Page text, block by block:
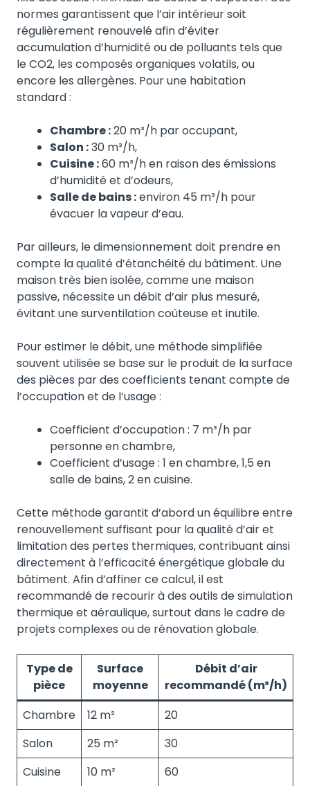
normes garantissent que l’air intérieur soit
régulièrement renouvelé afin d’éviter
accumulation d’humidité ou de polluants tels que
le CO2, les composés organiques volatils, ou
encore les allergènes. Pour une habitation
standard :
Chambre :20 m³/h par occupant,
Salon :30 m³/h,
Cuisine :60 m³/h en raison des émissions
d’humidité et d’odeurs,
Salle de bains :environ 45 m³/h pour
évacuer la vapeur d’eau.
Par ailleurs, le dimensionnement doit prendre en
compte la qualité d’étanchéité du bâtiment. Une
maison très bien isolée, comme une maison
passive, nécessite un débit d’air plus mesuré,
évitant une surventilation coûteuse et inutile.
Pour estimer le débit, une méthode simplifiée
souvent utilisée se base sur le produit de la surface
des pièces par des coefficients tenant compte de
l’occupation et de l’usage :
Coefficient d’occupation : 7 m³/h par
personne en chambre,
Coefficient d’usage : 1 en chambre, 1,5 en
salle de bains, 2 en cuisine.
Cette méthode garantit d’abord un équilibre entre
renouvellement suffisant pour la qualité d’air et
limitation des pertes thermiques, contribuant ainsi
directement à l’efficacité énergétique globale du
bâtiment. Afin d’affiner ce calcul, il est
recommandé de recourir à des outils de simulation
thermique et aéraulique, surtout dans le cadre de
projets complexes ou de rénovation globale.
Type de
pièce
Surface
moyenne
Débit d’air
recommandé (m³/h)
Chambre
12 m²
20
Salon
25 m²
30
Cuisine
10 m²
60